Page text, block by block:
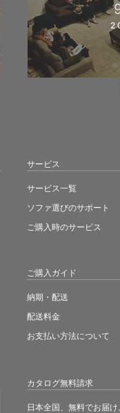
カタログ無料請求
日本全国、無料でお届け
サービス
サービス一覧
ソファ選びのサポート
ご購入時のサービス
ご購入ガイド
納期・配送
配送料金
お支払い方法について